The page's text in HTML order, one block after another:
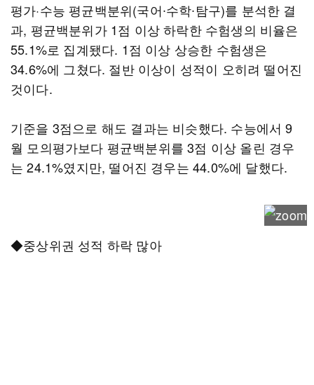
평가·수능 평균백분위(국어∙수학∙탐구)를 분석한 결
과, 평균백분위가 1점 이상 하락한 수험생의 비율은
55.1%로 집계됐다. 1점 이상 상승한 수험생은
34.6%에 그쳤다. 절반 이상이 성적이 오히려 떨어진
것이다.
기준을 3점으로 해도 결과는 비슷했다. 수능에서 9
월 모의평가보다 평균백분위를 3점 이상 올린 경우
는 24.1%였지만, 떨어진 경우는 44.0%에 달했다.
◆중상위권 성적 하락 많아